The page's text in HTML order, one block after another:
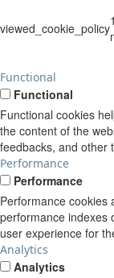
viewed_cookie_policy
Functional
Functional
Functional cookies
the content of the
feedbacks, and other
Performance
Performance
Performance cookies
performance indexes
user experience for
Analytics
Analytics